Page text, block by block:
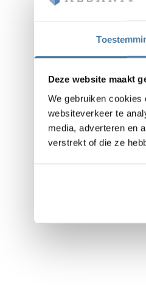
Deze website maakt
We gebruiken
websiteverkeer te
media, adverteren en
verstrekt of die ze